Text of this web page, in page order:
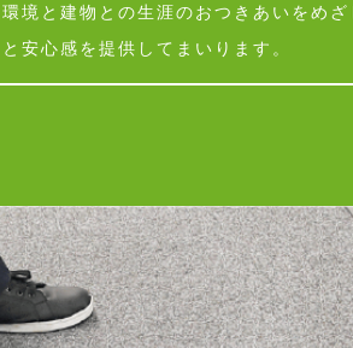
境と建物との生涯のおつきあいをめ
安心感を提供してまいります。